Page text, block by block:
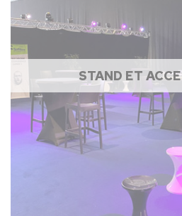
STAND ET